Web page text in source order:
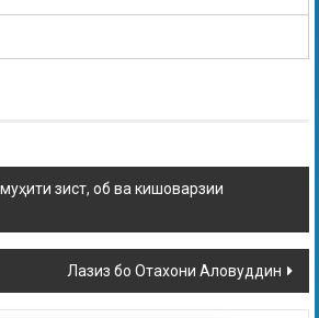
зист, об ва кишоварзии
Лазиз бо Отахони Аловуддин